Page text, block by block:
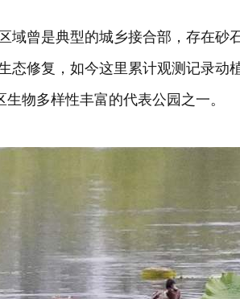
域曾是典型的城乡接合部，存在砂
态修复，如今这里累计观测记录动
物多样性丰富的代表公园之一。